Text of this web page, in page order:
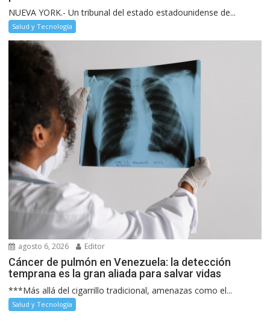
NUEVA YORK.- Un tribunal del estado estadounidense de...
Salud y Tecnología
agosto 6, 2026 Editor
Cáncer de pulmón en Venezuela: la detección
temprana es la gran aliada para salvar vidas
***Más allá del cigarrillo tradicional, amenazas como el...
Salud y Tecnología